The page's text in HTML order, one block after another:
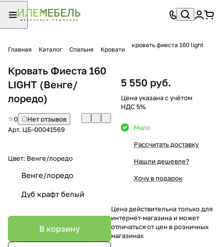
Главная Каталог Спальня Кровати
кровать фиеста 160 light
Кровать Фиеста 160
LIGHT (Венге/
лоредо)
0
Нет отзывов
Арт. ЦБ-00041569
Цвет: Венге/лоредо
Венге/лоредо
Дуб крафт белый
В корзину
5 550 руб.
Цена указана с учётом
НДС 5%
Мало
Рассчитать доставку
Нашли дешевле?
Хочу в подарок
Цена действительна только для
интернет-магазина и может
отличаться от цен в розничных
магазинах